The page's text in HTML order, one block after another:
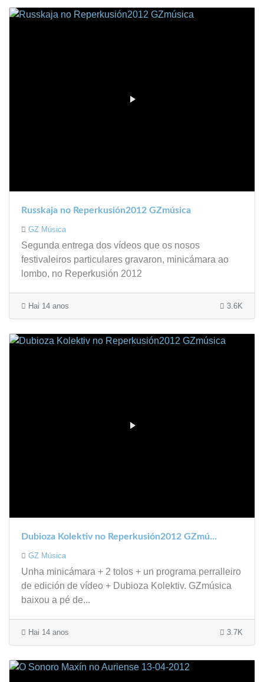
Russkaja no Reperkusión2012 GZmúsica
GZ Música
Segunda entrega dos vídeos que os nosos
festivaleiros particulares gravaron, minicámara ao
lombo, no Reperkusión 2012
Hai 14 anos 3.6K
Dubioza Kolektiv no Reperkusión2012 GZmú...
GZ Música
Unha minicámara + 2 tolos + un programa perralleiro
de edición de vídeo + Dubioza Kolektiv. GZmúsica
baixou a pé de...
Hai 14 anos 3.7K